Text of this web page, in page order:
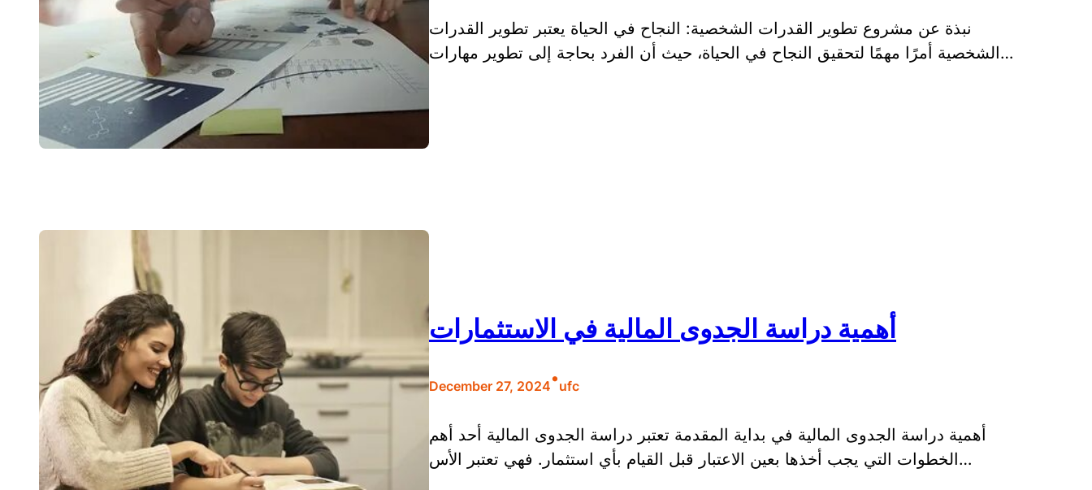
نبذة عن مشروع تطوير القدرات الشخصية: النجاح في الحياة يعتبر تطوير القدرات
الشخصية أمرًا مهمًا لتحقيق النجاح في الحياة، حيث أن الفرد بحاجة إلى تطوير مهارات…
أهمية دراسة الجدوى المالية في الاستثمارات
December 27, 2024•ufc
أهمية دراسة الجدوى المالية في بداية المقدمة تعتبر دراسة الجدوى المالية أحد أهم
الخطوات التي يجب أخذها بعين الاعتبار قبل القيام بأي استثمار. فهي تعتبر الأس…